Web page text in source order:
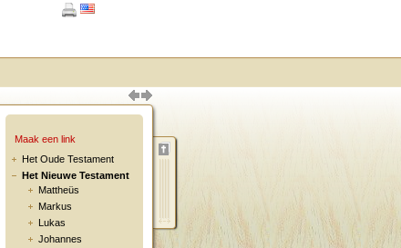
Maak een link
Het Oude Testament
Het Nieuwe Testament
Mattheüs
Markus
Lukas
Johannes